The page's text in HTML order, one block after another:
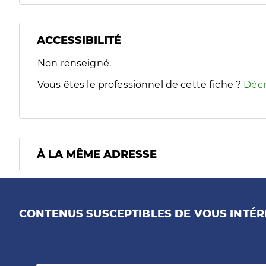
ACCESSIBILITÉ
Filtres
Sélectionnez un ou plusieurs handicaps/besoins
Non renseigné.
Vous êtes le professionnel de cette fiche ?
À LA MÊME ADRESSE
CONTENUS SUSCEPTIBLES DE VOUS